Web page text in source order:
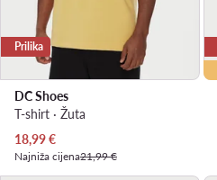
Prilika
DC Shoes
T-shirt · Žuta
Trenutna cijena
18,99€
Najniža cijena21,99 €